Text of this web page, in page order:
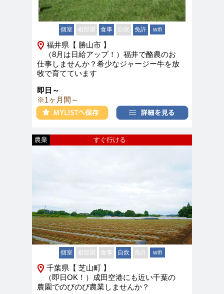
個室 相部屋 食事 自炊 免許 wifi
福井県【 勝山市 】
（8月は日給アップ！）福井で酪農のお
仕事しませんか？希少なジャージー牛を放
牧で育てています
即日～
※1ヶ月間～
すぐ行ける
農業
個室 相部屋 食事 自炊 免許 wifi
千葉県【 芝山町 】
（即日OK！）成田空港にも近い千葉の
農園でのびのび農業しませんか？